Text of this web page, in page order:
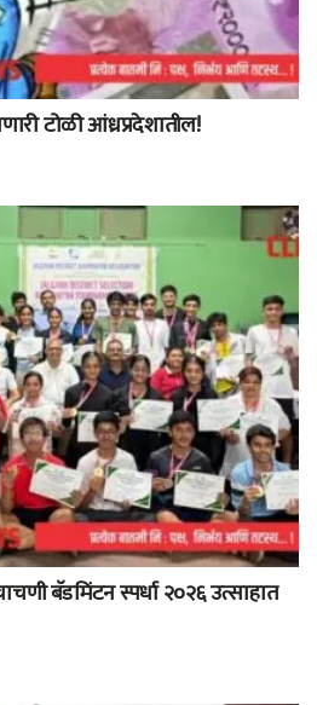
टोळी आंध्रप्रदेशातील!
बॅडमिंटन स्पर्धा २०२६ उत्साहात